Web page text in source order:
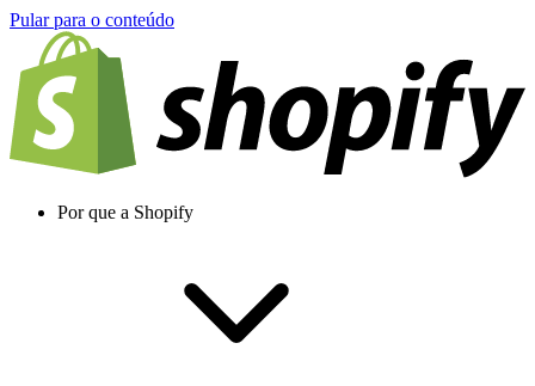
Pular para o conteúdo
Por que a Shopify